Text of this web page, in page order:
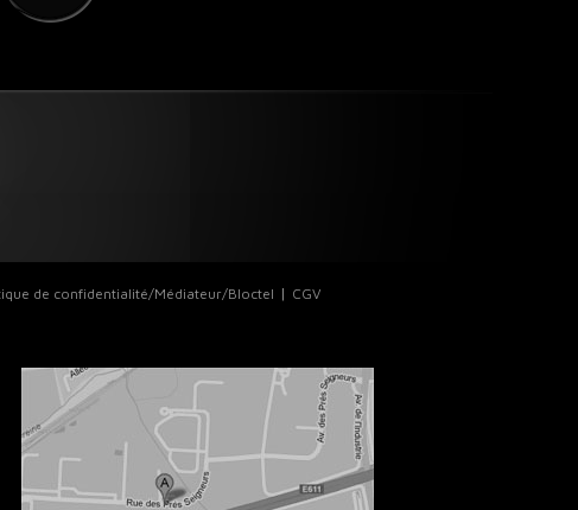
de confidentialité/Médiateur/Bloctel CGV